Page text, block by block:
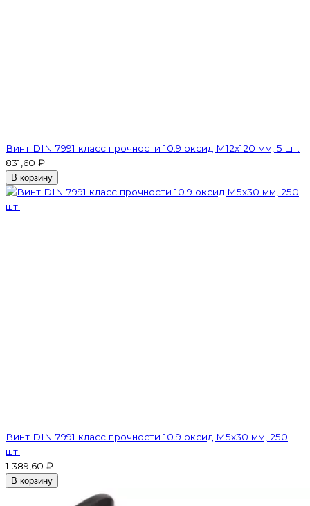
Винт DIN 7991 класс прочности 10.9 оксид M12х120 мм, 5 шт.
831,60 ₽
В корзину
Винт DIN 7991 класс прочности 10.9 оксид M5х30 мм, 250
шт.
1 389,60 ₽
В корзину